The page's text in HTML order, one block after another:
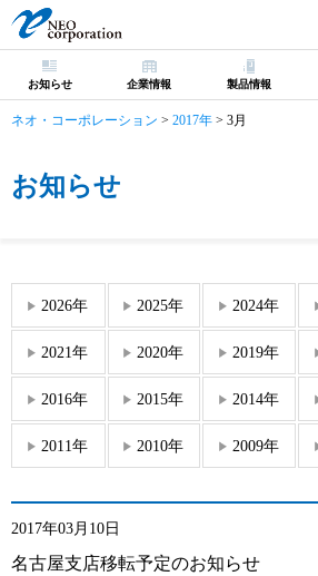
お知らせ 企業情報 製品情報
ネオ・コーポレーション > 2017年 > 3月
お知らせ
2026年 2025年 2024年
2021年 2020年 2019年
2016年 2015年 2014年
2011年 2010年 2009年
2017年03月10日
名古屋支店移転予定のお知らせ